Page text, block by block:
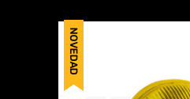
NOVEDAD